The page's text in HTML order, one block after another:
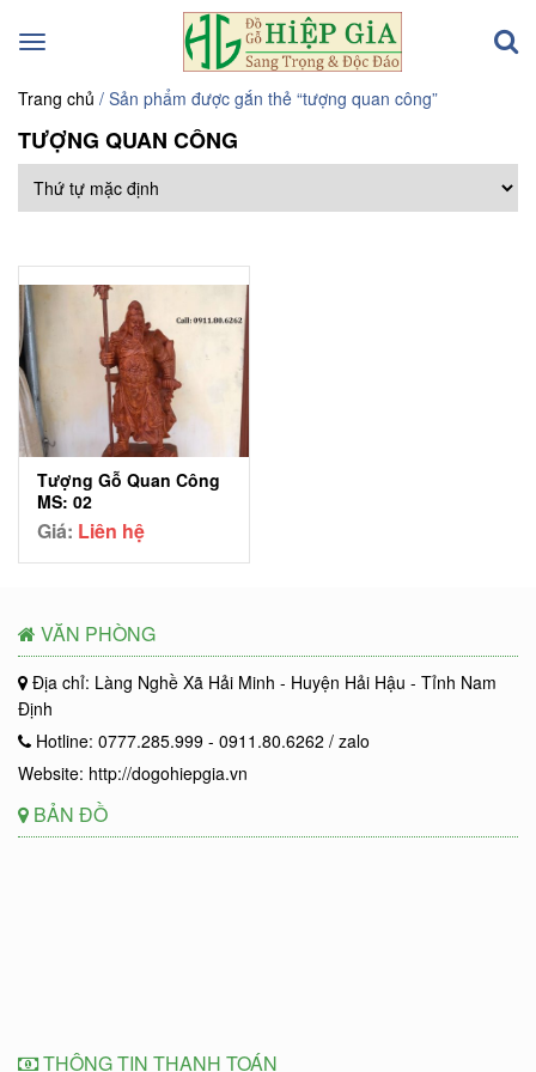
Toggle
Trang chủ / Sản phẩm được gắn thẻ “tượng quan công”
TƯỢNG QUAN CÔNG
Tượng Gỗ Quan Công
MS: 02
Giá: Liên hệ
VĂN PHÒNG
Địa chỉ: Làng Nghề Xã Hải Minh - Huyện Hải Hậu - Tỉnh Nam
Định
Hotline: 0777.285.999 - 0911.80.6262 / zalo
Website: http://dogohiepgia.vn
BẢN ĐỒ
THÔNG TIN THANH TOÁN